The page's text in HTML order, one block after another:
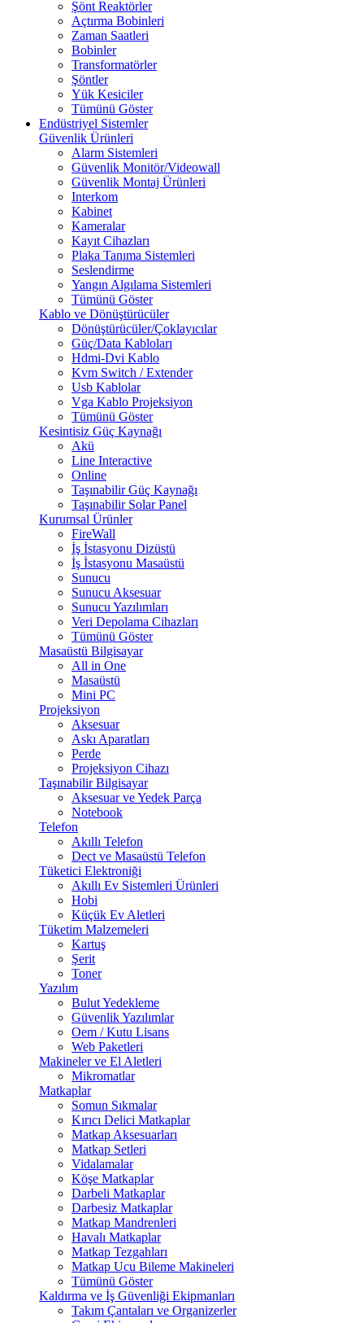
Şönt Reaktörler
Açtırma Bobinleri
Zaman Saatleri
Bobinler
Transformatörler
Şöntler
Yük Kesiciler
Tümünü Göster
Endüstriyel Sistemler
Güvenlik Ürünleri
Alarm Sistemleri
Güvenlik Monitör/Videowall
Güvenlik Montaj Ürünleri
Interkom
Kabinet
Kameralar
Kayıt Cihazları
Plaka Tanıma Sistemleri
Seslendirme
Yangın Algılama Sistemleri
Tümünü Göster
Kablo ve Dönüştürücüler
Dönüştürücüler/Çoklayıcılar
Güç/Data Kabloları
Hdmi-Dvi Kablo
Kvm Switch / Extender
Usb Kablolar
Vga Kablo Projeksiyon
Tümünü Göster
Kesintisiz Güç Kaynağı
Akü
Line Interactive
Online
Taşınabilir Güç Kaynağı
Taşınabilir Solar Panel
Kurumsal Ürünler
FireWall
İş İstasyonu Dizüstü
İş İstasyonu Masaüstü
Sunucu
Sunucu Aksesuar
Sunucu Yazılımları
Veri Depolama Cihazları
Tümünü Göster
Masaüstü Bilgisayar
All in One
Masaüstü
Mini PC
Projeksiyon
Aksesuar
Askı Aparatları
Perde
Projeksiyon Cihazı
Taşınabilir Bilgisayar
Aksesuar ve Yedek Parça
Notebook
Telefon
Akıllı Telefon
Dect ve Masaüstü Telefon
Tüketici Elektroniği
Akıllı Ev Sistemleri Ürünleri
Hobi
Küçük Ev Aletleri
Tüketim Malzemeleri
Kartuş
Şerit
Toner
Yazılım
Bulut Yedekleme
Güvenlik Yazılımlar
Oem / Kutu Lisans
Web Paketleri
Makineler ve El Aletleri
Mikromatlar
Matkaplar
Somun Sıkmalar
Kırıcı Delici Matkaplar
Matkap Aksesuarları
Matkap Setleri
Vidalamalar
Köşe Matkaplar
Darbeli Matkaplar
Darbesiz Matkaplar
Matkap Mandrenleri
Havalı Matkaplar
Matkap Tezgahları
Matkap Ucu Bileme Makineleri
Tümünü Göster
Kaldırma ve İş Güvenliği Ekipmanları
Takım Çantaları ve Organizerler